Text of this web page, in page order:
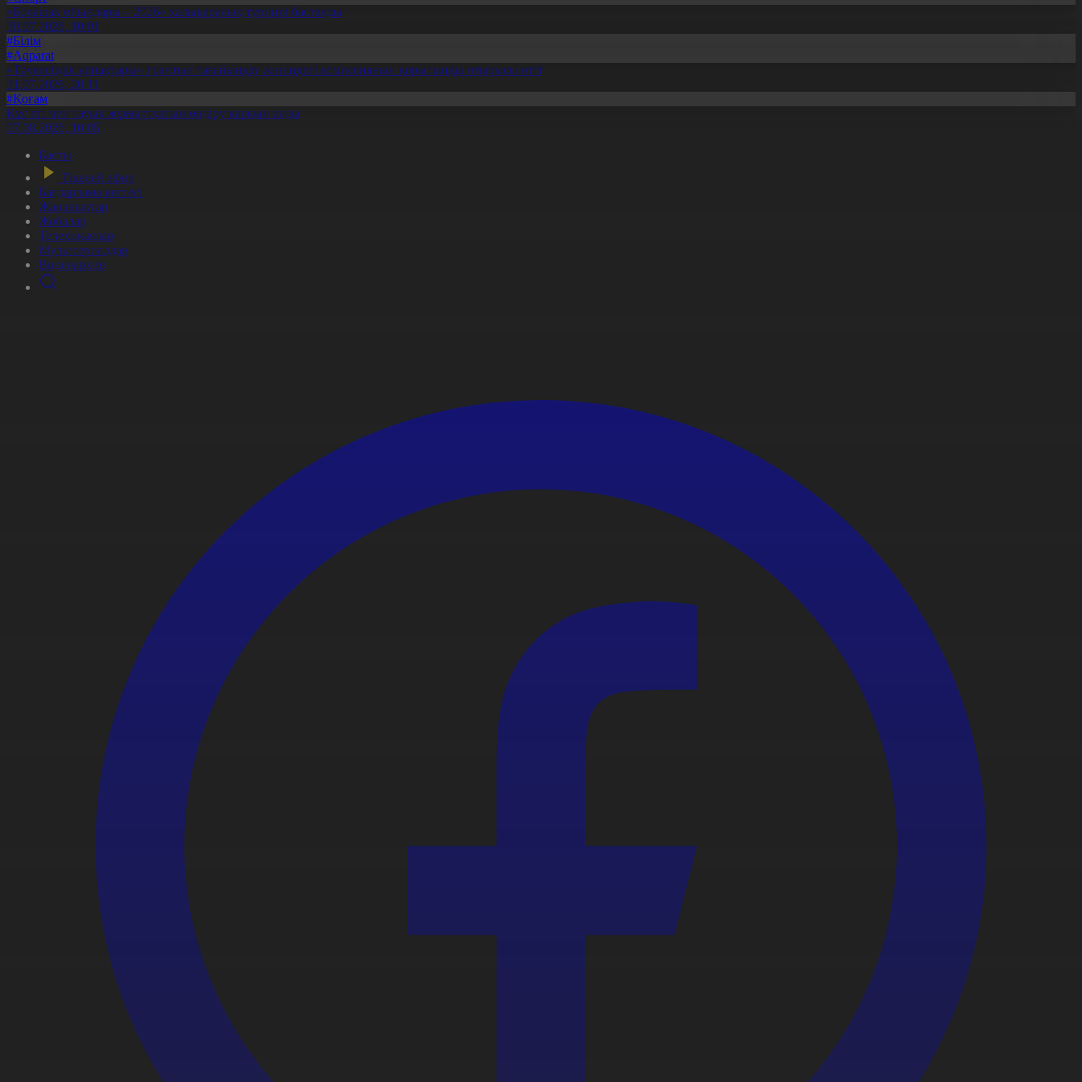
«Болашақ ойындары – 2026» халықаралық турнирі басталды
30.07.2026, 10:01
#Білім
#Aqparat
«Тәуелсіздік ұрпақтары» грантын тағайындау жөніндегі комиссияның қорытынды отырысы өтті
31.07.2026, 20:11
#Қоғам
Құс еті мен тауық жұмыртқасын өндіру қарқын алды
07.08.2026, 10:05
Басты
Тікелей эфир
Бағдарлама кестесі
Жаңалықтар
Жобалар
Телехикаялар
Мультсериалдар
Видеоархив